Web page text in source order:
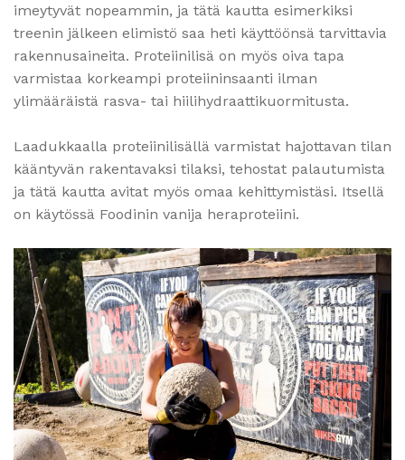
imeytyvät nopeammin, ja tätä kautta esimerkiksi
treenin jälkeen elimistö saa heti käyttöönsä tarvittavia
rakennusaineita. Proteiinilisä on myös oiva tapa
varmistaa korkeampi proteiininsaanti ilman
ylimääräistä rasva- tai hiilihydraattikuormitusta.
Laadukkaalla proteiinilisällä varmistat hajottavan tilan
kääntyvän rakentavaksi tilaksi, tehostat palautumista
ja tätä kautta avitat myös omaa kehittymistäsi. Itsellä
on käytössä Foodinin vanija heraproteiini.